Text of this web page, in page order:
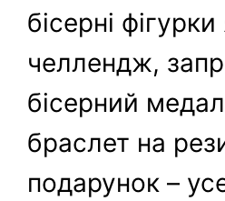
бісерні фігурки
челлендж,
бісерний
браслет на
подарунок –